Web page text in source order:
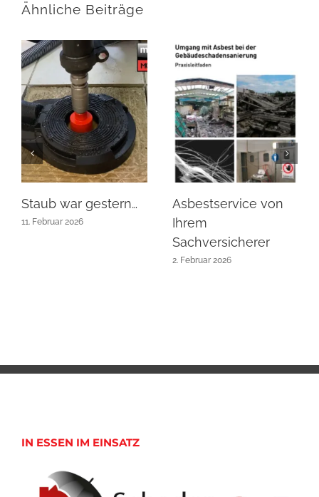
Ähnliche Beiträge
Staub war gestern…
11. Februar 2026
Asbestservice von
Ihrem
Sachversicherer
2. Februar 2026
IN ESSEN IM EINSATZ